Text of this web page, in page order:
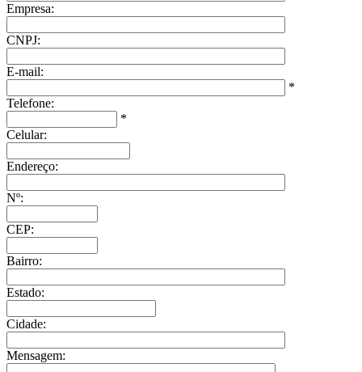
Empresa:
CNPJ:
E-mail:
*
Telefone:
*
Celular:
Endereço:
Nº:
CEP:
Bairro:
Estado:
Cidade:
Mensagem: